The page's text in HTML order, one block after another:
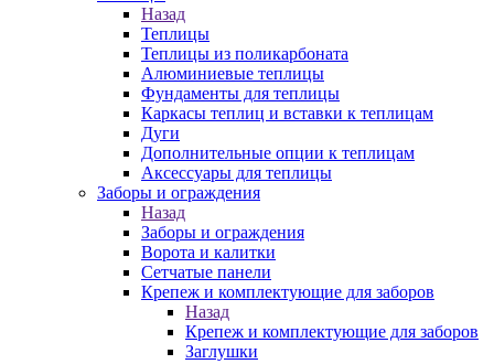
Назад
Теплицы
Теплицы из поликарбоната
Алюминиевые теплицы
Фундаменты для теплицы
Каркасы теплиц и вставки к теплицам
Дуги
Дополнительные опции к теплицам
Аксессуары для теплицы
Заборы и ограждения
Назад
Заборы и ограждения
Ворота и калитки
Сетчатые панели
Крепеж и комплектующие для заборов
Назад
Крепеж и комплектующие для заборов
Заглушки